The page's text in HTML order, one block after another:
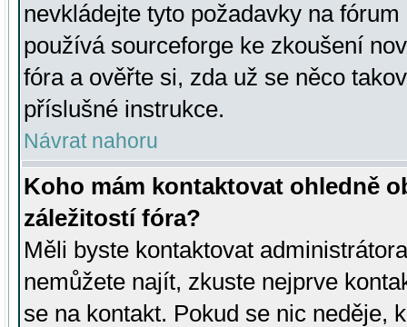
nevkládejte tyto požadavky na
používá sourceforge ke zkoušení
fóra a ověřte si, zda už se něco
příslušné instrukce.
Návrat nahoru
Koho mám kontaktovat ohledně
záležitostí fóra?
Měli byste kontaktovat
nemůžete najít, zkuste nejprve
se na kontakt. Pokud se nic neděje,